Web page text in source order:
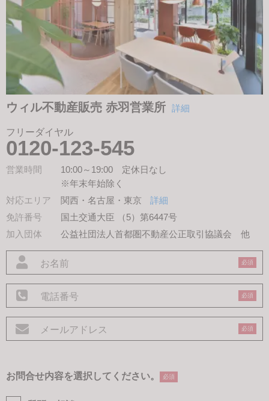
ウィル不動産販売 赤羽営業所 詳細
フリーダイヤル
0120-123-545
営業時間
10:00～19:00 定休日なし
※年末年始除く
対応エリア
関西・名古屋・東京
詳細
免許番号
国土交通大臣 （5）第6447号
加入団体
公益社団法人首都圏不動産公正取引協議会他
必須
必須
必須
お問合せ内容を選択してください。 必須